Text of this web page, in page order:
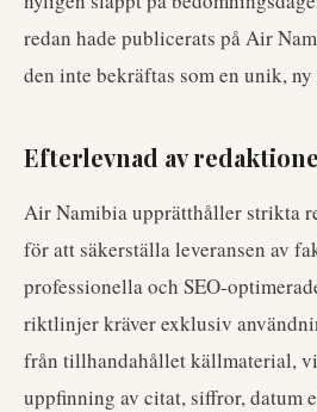
redan hade publicerats på Air
den inte bekräftas som en unik, ny
Efterlevnad av
Air Namibia upprätthåller strikta
för att säkerställa leveransen av
professionella och SEO-
riktlinjer kräver exklusiv
från tillhandahållet källmaterial,
uppfinning av citat, siffror, datum